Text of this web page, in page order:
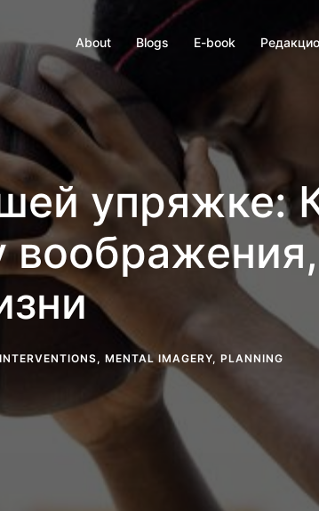
About Blogs E-book
упряжке:
INTERVENTIONS, MENTAL IMAGERY, PLANNING